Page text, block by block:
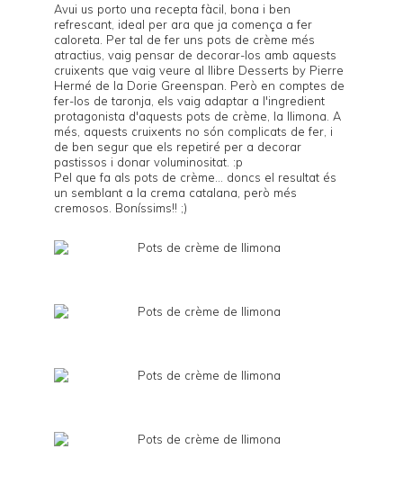
Avui us porto una recepta fàcil, bona i ben
refrescant, ideal per ara que ja comença a fer
caloreta. Per tal de fer uns pots de crème més
atractius, vaig pensar de decorar-los amb aquests
cruixents que vaig veure al llibre Desserts by Pierre
Hermé de la Dorie Greenspan . Però en comptes de
fer-los de taronja, els vaig adaptar a l'ingredient
protagonista d'aquests pots de crème, la llimona. A
més, aquests cruixents no són complicats de fer, i
de ben segur que els repetiré per a decorar
pastissos i donar voluminositat. :p
Pel que fa als pots de crème... doncs el resultat és
un semblant a la crema catalana, però més
cremosos. Boníssims!! ;)